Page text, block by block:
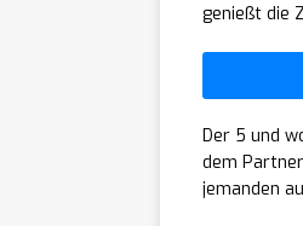
genießt die
Der 5 und
dem
jemanden